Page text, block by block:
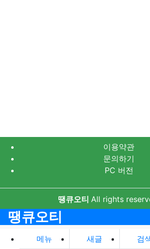
이용약관
문의하기
PC 버전
땡큐오티 All rights
땡큐오티
메뉴 새글 검